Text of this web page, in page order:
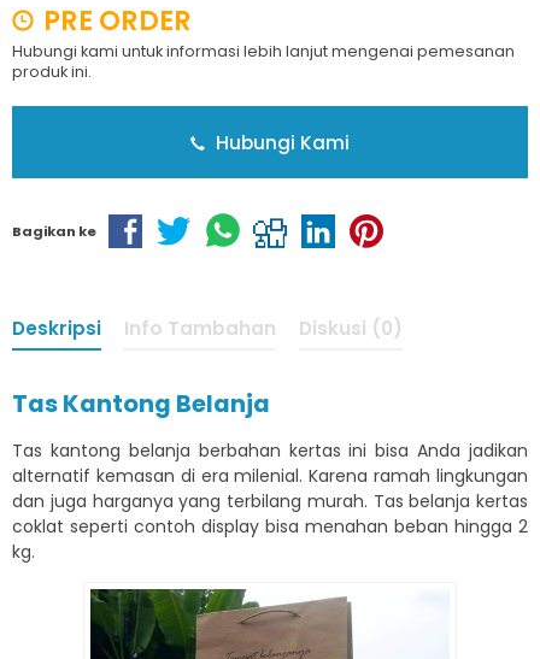
PRE ORDER
Hubungi kami untuk informasi lebih lanjut mengenai pemesanan
produk ini.
Hubungi Kami
Bagikan ke
Deskripsi Info Tambahan Diskusi (0)
Tas Kantong Belanja
Tas kantong belanja berbahan kertas ini bisa Anda jadikan
alternatif kemasan di era milenial. Karena ramah lingkungan
dan juga harganya yang terbilang murah. Tas belanja kertas
coklat seperti contoh display bisa menahan beban hingga 2
kg.